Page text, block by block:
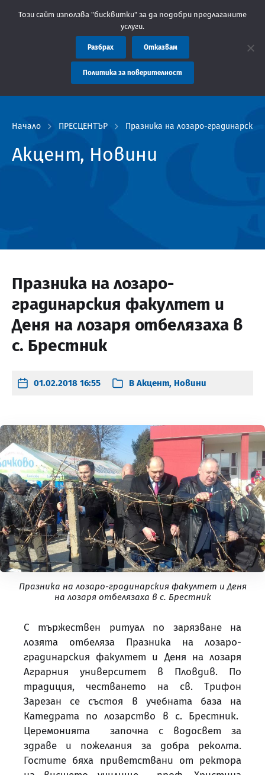
Областна администрация Пловдив препоръчва заплащането
Начало ПРЕСЦЕНТЪР Празника на лозаро-
Акцент, Новини
Празника на лозаро-
градинарския факултет и
Деня на лозаря отбелязаха в
с. Брестник
01.02.2018 16:55 В Акцент, Новини
Празника на лозаро-градинарския факултет и Деня
на лозаря отбелязаха в с. Брестник
С тържествен ритуал по зарязване на
лозята отбеляза Празника на лозаро-
градинарския факултет и Деня на лозаря
Аграрния университет в Пловдив. По
традиция, честването на св. Трифон
Зарезан се състоя в учебната база на
Катедрата по лозарство в с. Брестник.
Церемонията започна с водосвет за
здраве и пожелания за добра реколта.
Гостите бяха приветствани от ректора
Този сайт използва "бисквитки" за да подобри предлаганите
услуги.
Разбрах Отказвам
Политика за поверителност